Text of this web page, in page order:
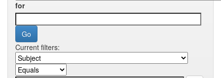
for
Current filters: